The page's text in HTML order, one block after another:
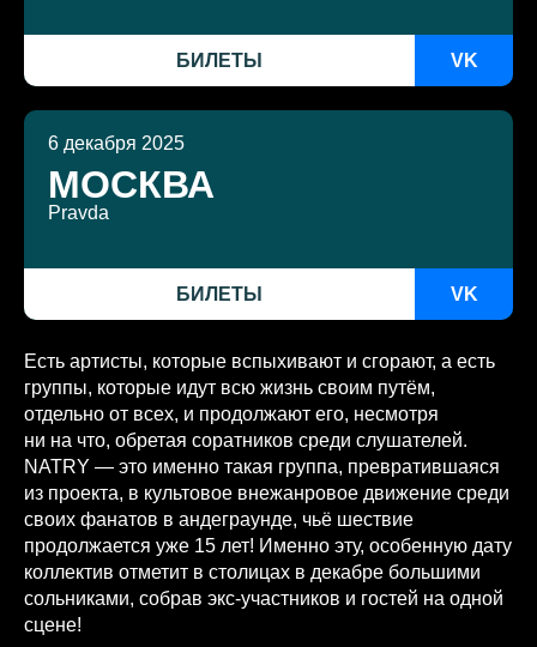
БИЛЕТЫ VK
6 декабря 2025
МОСКВА
Pravda
БИЛЕТЫ VK
Есть артисты, которые вспыхивают и сгорают, а есть
группы, которые идут всю жизнь своим путём,
отдельно от всех, и продолжают его, несмотря
ни на что, обретая соратников среди слушателей.
NATRY — это именно такая группа, превратившаяся
из проекта, в культовое внежанровое движение среди
своих фанатов в андеграунде, чьё шествие
продолжается уже 15 лет! Именно эту, особенную дату
коллектив отметит в столицах в декабре большими
сольниками, собрав экс-участников и гостей на одной
сцене!